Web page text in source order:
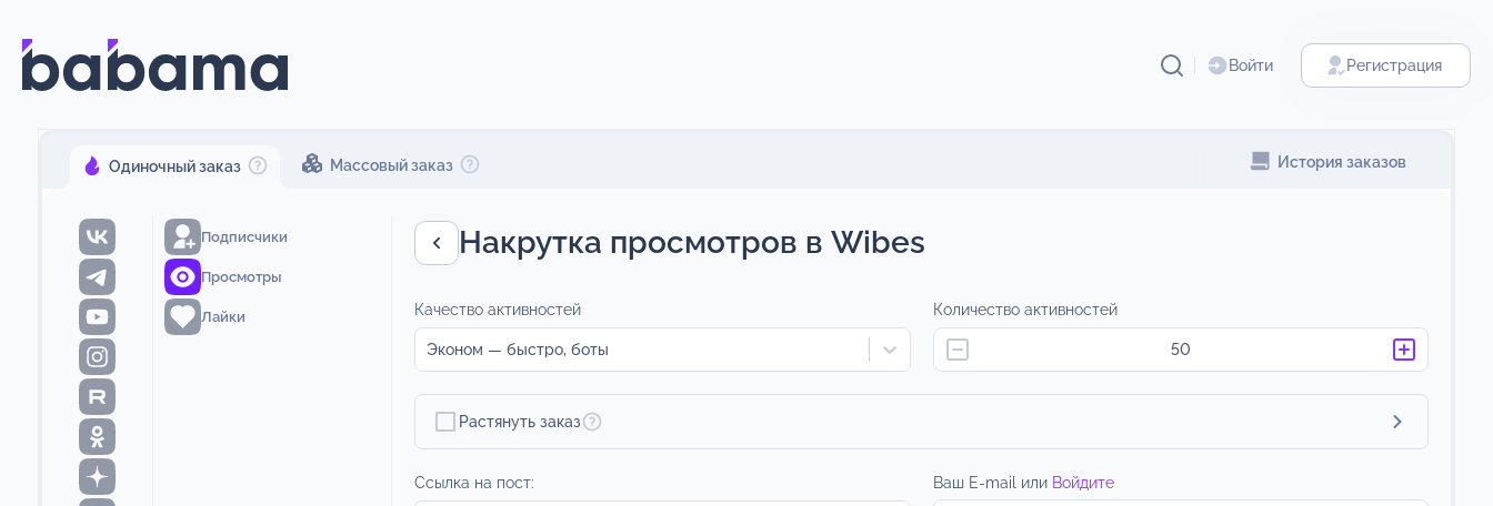
Войти Регистрация
Одиночный заказ Массовый заказ История заказов
Подписчики
Просмотры
Лайки
Накрутка просмотров в Wibes
Качество активностей
Эконом — быстро, боты
Количество активностей
Растянуть заказ
Ссылка на пост: Ваш E-mail или Войдите